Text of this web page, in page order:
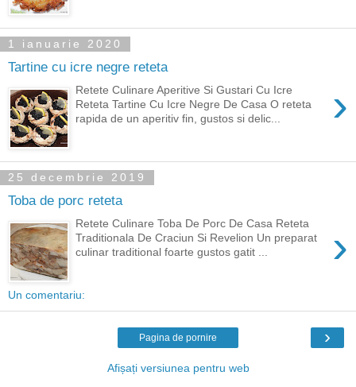
1 ianuarie 2020
Tartine cu icre negre reteta
›
Retete Culinare Aperitive Si Gustari Cu Icre
Reteta Tartine Cu Icre Negre De Casa O reteta
rapida de un aperitiv fin, gustos si delic...
25 decembrie 2019
Toba de porc reteta
›
Retete Culinare Toba De Porc De Casa Reteta
Traditionala De Craciun Si Revelion Un preparat
culinar traditional foarte gustos gatit ...
Un comentariu:
›
Pagina de pornire
Afișați versiunea pentru web